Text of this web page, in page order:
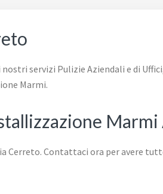
servizi Pulizie Aziendali e di
Marmi.